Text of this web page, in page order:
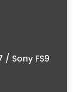
/ Sony FS9